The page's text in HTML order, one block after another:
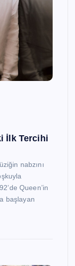
İlk Tercihi
nabzını
Queen’in
başlayan